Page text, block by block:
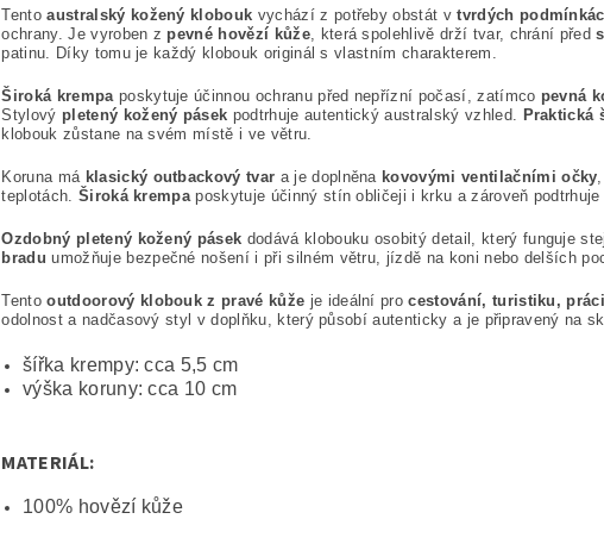
Tento australský kožený klobouk vychází z potřeby obstát v tvrdých
ochrany. Je vyroben z pevné hovězí kůže, která spolehlivě drží tvar, chrání před
patinu. Díky tomu je každý klobouk originál s vlastním charakterem.
Široká krempa poskytuje účinnou ochranu před nepřízní počasí, zatímco pevná
Stylový pletený kožený pásek podtrhuje autentický australský vzhled. Praktická
klobouk zůstane na svém místě i ve větru.
Koruna má klasický outbackový tvar a je doplněna kovovými ventilačními očky
teplotách. Široká krempa poskytuje účinný stín obličeji i krku a zároveň
Ozdobný pletený kožený pásek dodává klobouku osobitý detail, který funguje
bradu umožňuje bezpečné nošení i při silném větru, jízdě na koni nebo delších
Tento outdoorový klobouk z pravé kůže je ideální pro cestování, turistiku,
odolnost a nadčasový styl v doplňku, který působí autenticky a je připravený na
šířka krempy: cca 5,5 cm
výška koruny: cca 10 cm
MATERIÁL:
100% hovězí kůže